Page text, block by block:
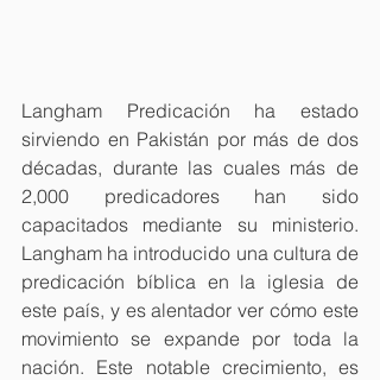
Langham Predicación ha estado
sirviendo en Pakistán por más de dos
décadas, durante las cuales más de
2,000 predicadores han sido
capacitados mediante su ministerio.
Langham ha introducido una cultura de
predicación bíblica en la iglesia de
este país, y es alentador ver cómo este
movimiento se expande por toda la
nación. Este notable crecimiento, es